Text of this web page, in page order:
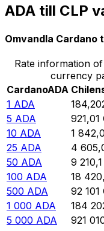
ADA till CLP
Omvandla Cardano
Rate information
currency
CardanoADA
1 ADA
5 ADA 921,01
10 ADA 1
25 ADA 4
50 ADA 9 210,1
100 ADA 18
500 ADA 92 101
1 000 ADA 184
5 000 ADA 921